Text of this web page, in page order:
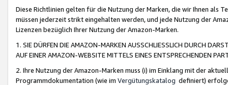
Diese Richtlinien gelten für die Nutzung der Marken, die wir Ihnen als
müssen jederzeit strikt eingehalten werden, und jede Nutzung der
Lizenzen bezüglich Ihrer Nutzung der Amazon-Marken.
1. SIE DÜRFEN DIE AMAZON-MARKEN AUSSCHLIESSLICH DURCH
AUF EINER AMAZON-WEBSITE MITTELS EINES ENTSPRECHENDEN
2. Ihre Nutzung der Amazon-Marken muss (i) im Einklang mit der
Programmdokumentation (wie im Vergütungskatalog definiert)